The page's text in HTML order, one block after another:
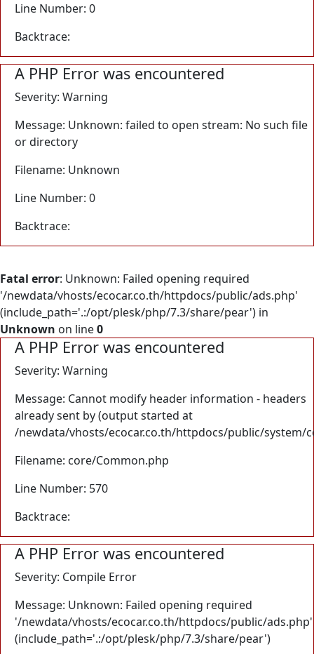
Line Number: 0
Backtrace:
A PHP Error was encountered
Severity: Warning
Message: Unknown: failed to open stream: No such file
or directory
Filename: Unknown
Line Number: 0
Backtrace:
Fatal error: Unknown: Failed opening required
'/newdata/vhosts/ecocar.co.th/httpdocs/public/ads.php'
(include_path='.:/opt/plesk/php/7.3/share/pear') in
Unknown on line0
A PHP Error was encountered
Severity: Warning
Message: Cannot modify header information - headers
already sent by (output started at
/newdata/vhosts/ecocar.co.th/httpdocs/public/system/
Filename: core/Common.php
Line Number: 570
Backtrace:
A PHP Error was encountered
Severity: Compile Error
Message: Unknown: Failed opening required
'/newdata/vhosts/ecocar.co.th/httpdocs/public/ads.php'
(include_path='.:/opt/plesk/php/7.3/share/pear')